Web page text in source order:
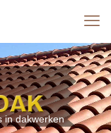
in dakwerken